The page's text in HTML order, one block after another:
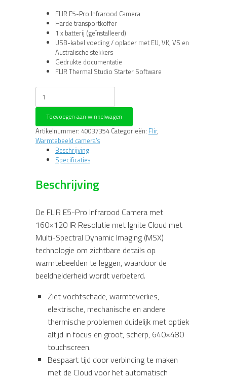
FLIR E5-Pro Infrarood Camera
Harde transportkoffer
1 x batterij (geïnstalleerd)
USB-kabel voeding / oplader met EU, VK, VS en
Australische stekkers
Gedrukte documentatie
FLIR Thermal Studio Starter Software
FLIR
Pro
Infrarood
Camera
160x120
aantal
Toevoegen aan winkelwagen
Artikelnummer: 40037354 Categorieën: Flir,
Warmtebeeld camera’s
Beschrijving
Specificaties
Beschrijving
De FLIR E5-Pro Infrarood Camera met
160×120 IR Resolutie met Ignite Cloud met
Multi-Spectral Dynamic Imaging (MSX)
technologie om zichtbare details op
warmtebeelden te leggen, waardoor de
beeldhelderheid wordt verbeterd.
Ziet vochtschade, warmteverlies,
elektrische, mechanische en andere
thermische problemen duidelijk met optiek
altijd in focus en groot, scherp, 640×480
touchscreen.
Bespaart tijd door verbinding te maken
met de Cloud voor het automatisch